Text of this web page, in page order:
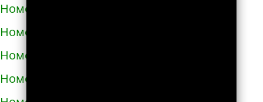
Номера телефонов такси в Обухове
Номера телефонов такси в Овидиополе
Номера телефонов такси в Овруче
Номера телефонов такси в Одессе